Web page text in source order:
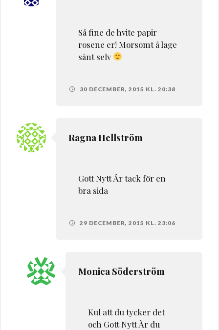
Så fine de hvite papir
rosene er! Morsomt å lage
sånt selv
30 DECEMBER, 2015 KL. 20:38
Ragna Hellström
Gott Nytt År tack för en
bra sida
29 DECEMBER, 2015 KL. 23:06
Monica Söderström
Kul att du tycker det
och Gott Nytt År du